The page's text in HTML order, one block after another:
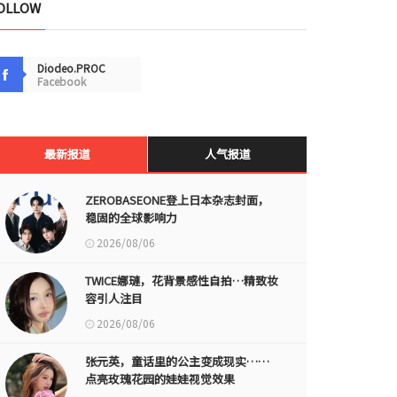
Diodeo.PROC
Facebook
最新报道 人气报道
ZEROBASEONE登上日本杂志封面，
稳固的全球影响力
2026/08/06
TWICE娜璉，花背景感性自拍…精致妆
容引人注目
2026/08/06
张元英，童话里的公主变成现实……
点亮玫瑰花园的娃娃视觉效果